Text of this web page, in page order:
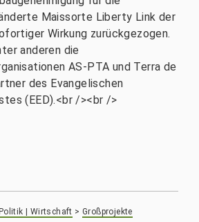
Maissorte Liberty Link der
Wirkung zurückgezogen.
anderen die
AS-PTA und Terra de
des Evangelischen
(EED).<br /><br />
Politik | Wirtschaft >Großprojekte